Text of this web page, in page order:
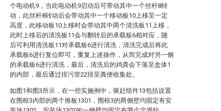
个电动机9，当此电动机9启动后可带动其中一个丝杆8转
动，此丝杆8转动后会带动其中一个移动板10上移至一定
高度，此移动板10上移时会带动其中两个清洗板11上移，
此时上移后的清洗板11会与翻转后的承载板6相对应，随
后可利用清洗板11对承载板6进行清洗，清洗完成后将此
承载板6进行复位即可，重复上述操作，从而完成对另一侧
的承载板6进行清洗，最后，清洗后的鸡粪会下落至盒体1
的内部，最后通过排污管22排至粪便收集处。
如图1和图3所示，在一些实施例中，驱赶组件13包括设置
在围框3内部的两个推板1301，围框3的两侧壁均固定有安